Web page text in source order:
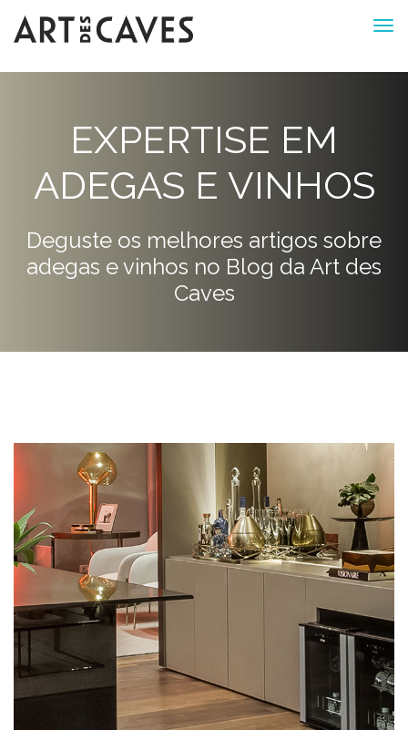
EXPERTISE EM
ADEGAS E VINHOS
Deguste os melhores artigos sobre
adegas e vinhos no Blog da Art des
Caves